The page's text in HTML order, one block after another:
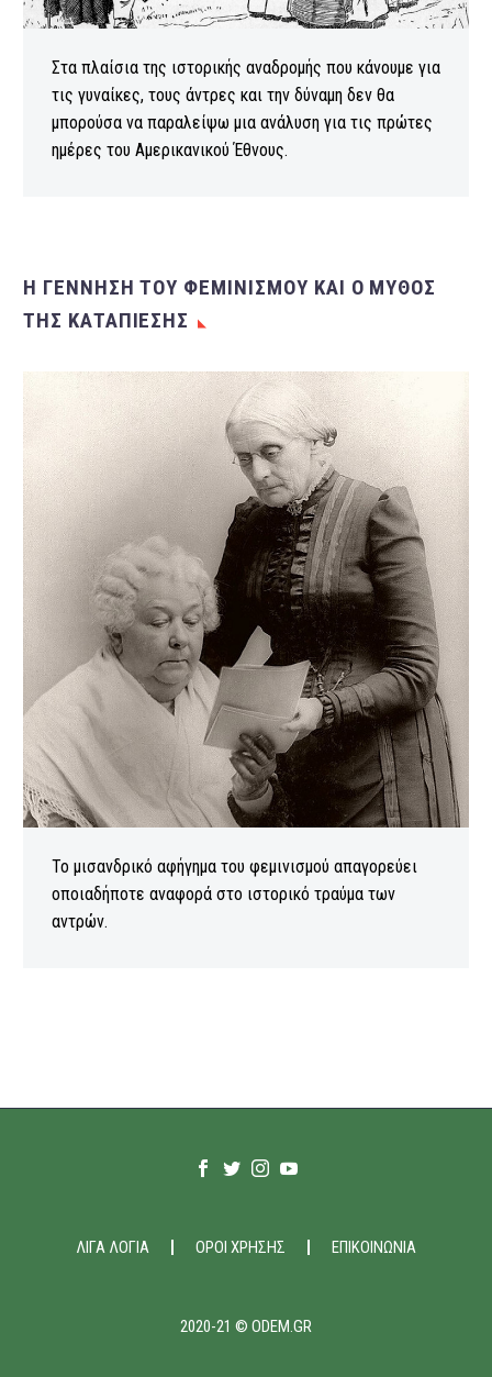
Στα πλαίσια της ιστορικής αναδρομής που κάνουμε για
τις γυναίκες, τους άντρες και την δύναμη δεν θα
μπορούσα να παραλείψω μια ανάλυση για τις πρώτες
ημέρες του Αμερικανικού Έθνους.
Η ΓΕΝΝΗΣΗ ΤΟΥ ΦΕΜΙΝΙΣΜΟΥ ΚΑΙ Ο ΜΥΘΟΣ
ΤΗΣ ΚΑΤΑΠΙΕΣΗΣ
Το μισανδρικό αφήγημα του φεμινισμού απαγορεύει
οποιαδήποτε αναφορά στο ιστορικό τραύμα των
αντρών.
ΛΙΓΑ ΛΟΓΙΑ ΟΡΟΙ ΧΡΗΣΗΣ ΕΠΙΚΟΙΝΩΝΙΑ
2020-21 © ODEM.GR